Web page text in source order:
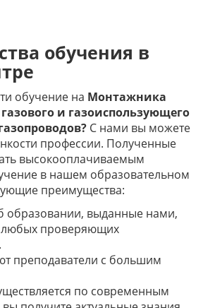
обучения в
обучение на Монтажника
и газоиспользующего
С нами вы можете
профессии. Полученные
высокооплачиваемым
в нашем образовательном
преимущества:
образовании, выданные нами,
любых проверяющих
преподаватели с большим
по современным